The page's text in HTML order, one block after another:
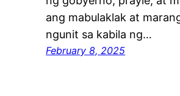
ang mabulaklak at
ngunit sa kabila ng…
February 8, 2025